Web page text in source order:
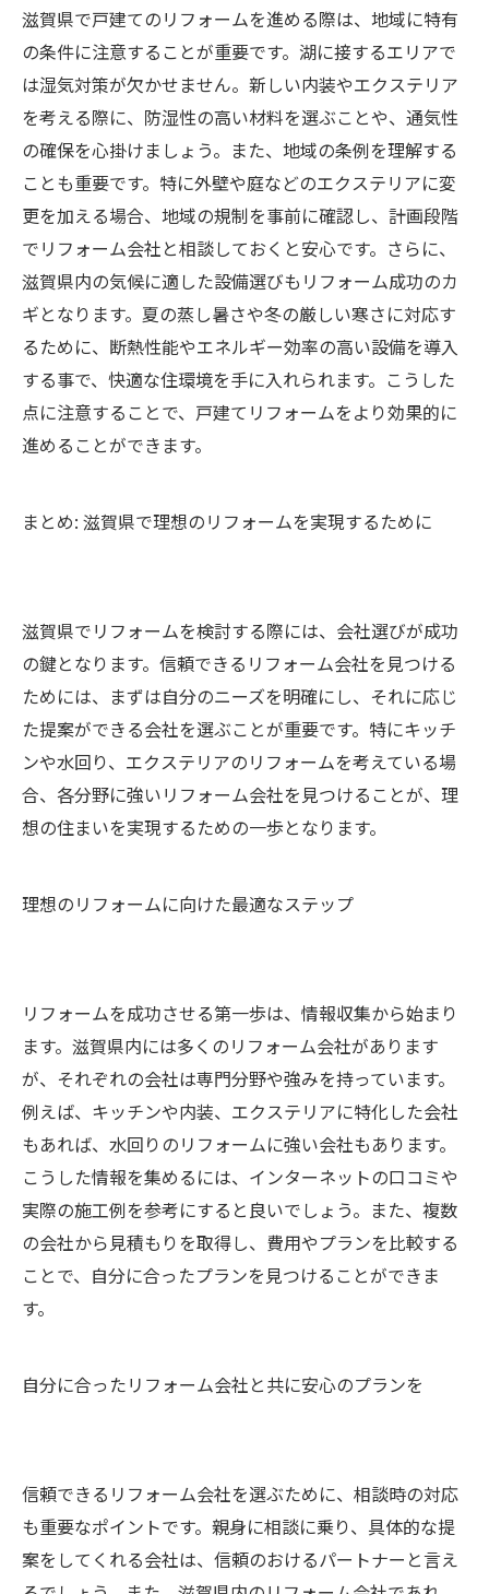
滋賀県で戸建てのリフォームを進める際は、地域に特有
の条件に注意することが重要です。湖に接するエリアで
は湿気対策が欠かせません。新しい内装やエクステリア
を考える際に、防湿性の高い材料を選ぶことや、通気性
の確保を心掛けましょう。また、地域の条例を理解する
ことも重要です。特に外壁や庭などのエクステリアに変
更を加える場合、地域の規制を事前に確認し、計画段階
でリフォーム会社と相談しておくと安心です。さらに、
滋賀県内の気候に適した設備選びもリフォーム成功のカ
ギとなります。夏の蒸し暑さや冬の厳しい寒さに対応す
るために、断熱性能やエネルギー効率の高い設備を導入
する事で、快適な住環境を手に入れられます。こうした
点に注意することで、戸建てリフォームをより効果的に
進めることができます。
まとめ: 滋賀県で理想のリフォームを実現するために
滋賀県でリフォームを検討する際には、会社選びが成功
の鍵となります。信頼できるリフォーム会社を見つける
ためには、まずは自分のニーズを明確にし、それに応じ
た提案ができる会社を選ぶことが重要です。特にキッチ
ンや水回り、エクステリアのリフォームを考えている場
合、各分野に強いリフォーム会社を見つけることが、理
想の住まいを実現するための一歩となります。
理想のリフォームに向けた最適なステップ
リフォームを成功させる第一歩は、情報収集から始まり
ます。滋賀県内には多くのリフォーム会社があります
が、それぞれの会社は専門分野や強みを持っています。
例えば、キッチンや内装、エクステリアに特化した会社
もあれば、水回りのリフォームに強い会社もあります。
こうした情報を集めるには、インターネットの口コミや
実際の施工例を参考にすると良いでしょう。また、複数
の会社から見積もりを取得し、費用やプランを比較する
ことで、自分に合ったプランを見つけることができま
す。
自分に合ったリフォーム会社と共に安心のプランを
信頼できるリフォーム会社を選ぶために、相談時の対応
も重要なポイントです。親身に相談に乗り、具体的な提
案をしてくれる会社は、信頼のおけるパートナーと言え